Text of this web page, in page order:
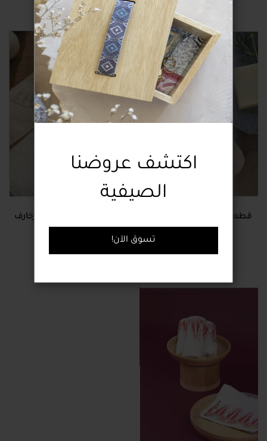
اكتشف عروضنا
الصيفية
!تسوق الآن
قطعة صابون بزيت البرغموت
منشفة صغيرة مطرّزة بزخارف